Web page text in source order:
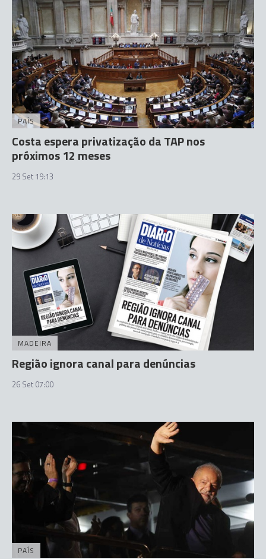
PAÍS
Costa espera privatização da TAP nos
próximos 12 meses
29 Set 19:13
MADEIRA
Região ignora canal para denúncias
26 Set 07:00
PAÍS